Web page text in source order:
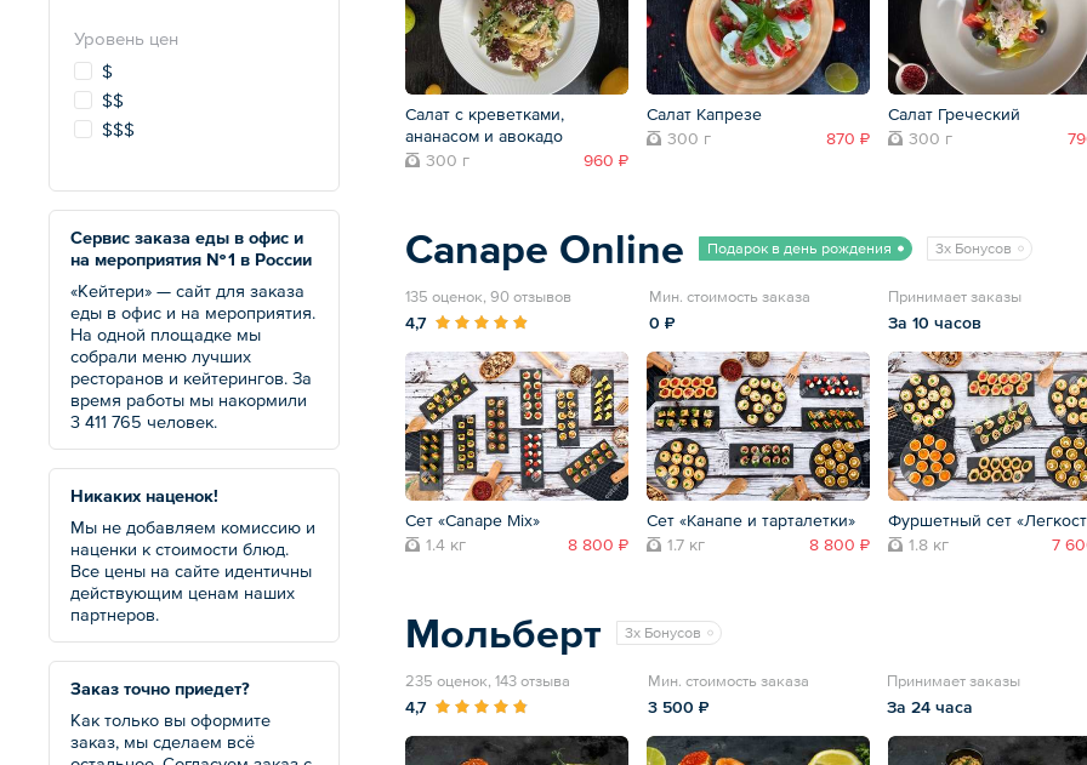
Уровень цен
$
$$
$$$
Сервис заказа еды в офис и
на мероприятия № 1 в России
«Кейтери» — сайт для заказа
еды в офис и на мероприятия.
На одной площадке мы
собрали меню лучших
ресторанов и кейтерингов. За
время работы мы накормили
3 411 765 человек.
Никаких наценок!
Мы не добавляем комиссию и
наценки к стоимости блюд.
Все цены на сайте идентичны
действующим ценам наших
партнеров.
Заказ точно приедет?
Как только вы оформите
заказ, мы сделаем всё
Салат с креветками,
ананасом и авокадо
300 г
960 ₽
Салат Капрезе
300 г
870 ₽
Салат Греческий
300 г
Canape Online Подарок в день рождения 3x Бонусов
135 оценок, 90 отзывов
4,7
Мин. стоимость заказа
0 ₽
Принимает заказы
За 10 часов
Сет «Canape Mix»
1.4 кг
8 800 ₽
Сет «Канапе и тарталетки»
1.7 кг
8 800 ₽
Фуршетный сет
1.8 кг
7
Мольберт 3x Бонусов
235 оценок, 143 отзыва
4,7
Мин. стоимость заказа
3 500 ₽
Принимает заказы
За 24 часа